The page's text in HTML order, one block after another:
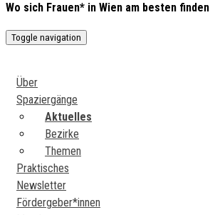
Wo sich Frauen* in Wien am besten finden
Toggle navigation
Über
Spaziergänge
Aktuelles
Bezirke
Themen
Praktisches
Newsletter
Fördergeber*innen